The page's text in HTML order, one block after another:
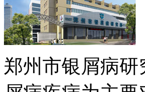
郑州市银屑病